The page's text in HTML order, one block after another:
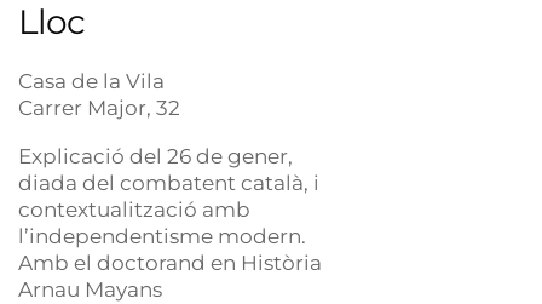
Lloc
Casa de la Vila
Carrer Major, 32
Explicació del 26 de gener,
diada del combatent català, i
contextualització amb
l’independentisme modern.
Amb el doctorand en Història
Arnau Mayans